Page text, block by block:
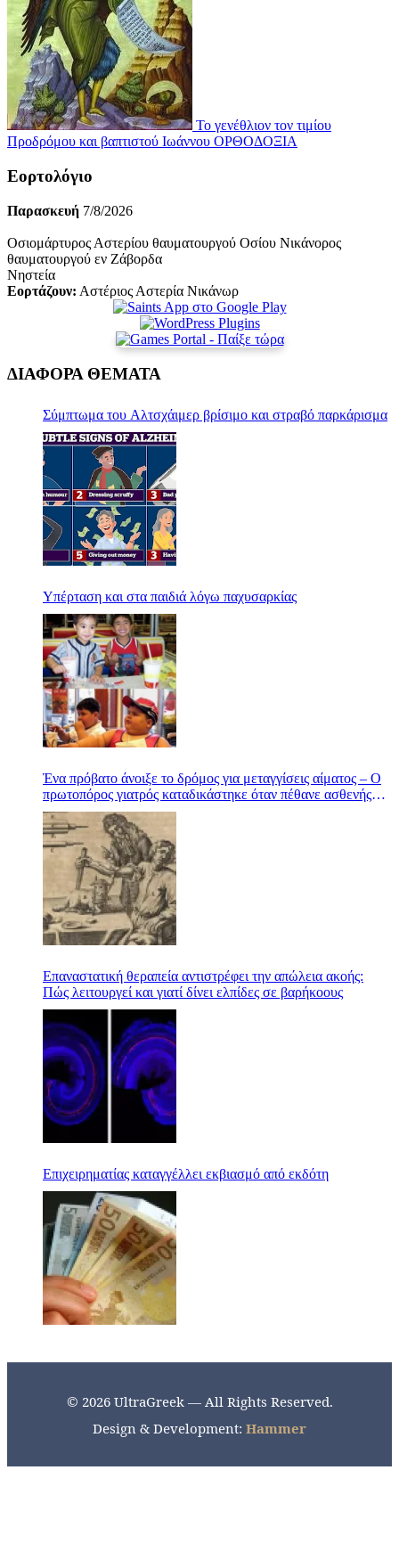
Το γενέθλιον τον τιμίου
Προδρόμου και βαπτιστού Ιωάννου ΟΡΘΟΔΟΞΙΑ
Εορτολόγιο
Παρασκευή 7/8/2026
Οσιομάρτυρος Αστερίου θαυματουργού Οσίου Νικάνορος
θαυματουργού εν Ζάβορδα
Νηστεία
Εορτάζουν: Αστέριος Αστερία Νικάνωρ
ΔΙΑΦΟΡΑ ΘΕΜΑΤΑ
Σύμπτωμα του Αλτσχάιμερ βρίσιμο και στραβό παρκάρισμα
Υπέρταση και στα παιδιά λόγω παχυσαρκίας
Ένα πρόβατο άνοιξε το δρόμος για μεταγγίσεις αίματος – Ο
πρωτοπόρος γιατρός καταδικάστηκε όταν πέθανε ασθενής
του, αλλά τον φόνο τον είχε κάνει η σύζυγος
Επαναστατική θεραπεία αντιστρέφει την απώλεια ακοής:
Πώς λειτουργεί και γιατί δίνει ελπίδες σε βαρήκοους
Επιχειρηματίας καταγγέλλει εκβιασμό από εκδότη
© 2026 UltraGreek — All Rights Reserved.
Design & Development: Hammer